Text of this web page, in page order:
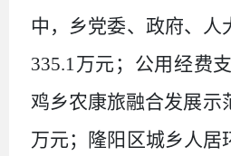
中，乡党委、政府、人
335.1 万元；公用经费
鸡乡农康旅融合发展示
万元；隆阳区城乡人居